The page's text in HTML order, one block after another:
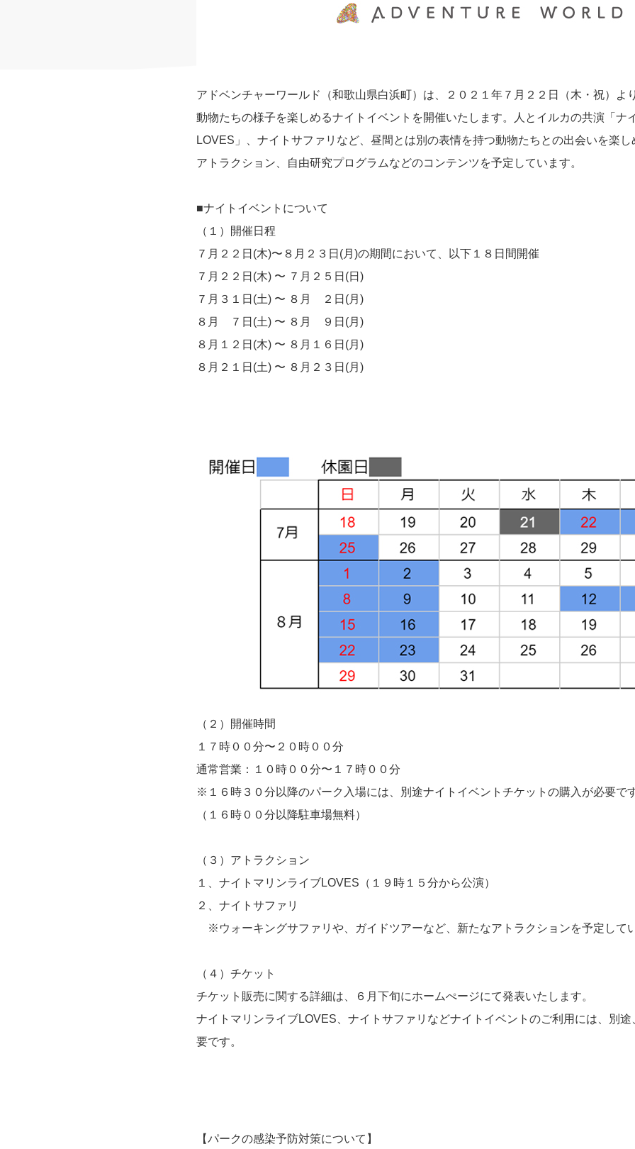
アドベンチャーワールド（和歌山県白浜町）は、２０２１年７月２２日（木・祝）よ
動物たちの様子を楽しめるナイトイベントを開催いたします。人とイルカの共演「ナ
LOVES」、ナイトサファリなど、昼間とは別の表情を持つ動物たちとの出会いを楽し
アトラクション、自由研究プログラムなどのコンテンツを予定しています。
■ナイトイベントについて
（１）開催日程
７月２２日(木)〜８月２３日(月)の期間において、以下１８日間開催
７月２２日(木) 〜 ７月２５日(日)
７月３１日(土) 〜 ８月 ２日(月)
８月 ７日(土) 〜 ８月 ９日(月)
８月１２日(木) 〜 ８月１６日(月)
８月２１日(土) 〜 ８月２３日(月)
（２）開催時間
１７時００分〜２０時００分
通常営業：１０時００分〜１７時００分
※１６時３０分以降のパーク入場には、別途ナイトイベントチケットの購入が必要です
（１６時００分以降駐車場無料）
（３）アトラクション
１、ナイトマリンライブLOVES（１９時１５分から公演）
２、ナイトサファリ
※ウォーキングサファリや、ガイドツアーなど、新たなアトラクションを予定してい
（４）チケット
チケット販売に関する詳細は、６月下旬にホームぺージにて発表いたします。
ナイトマリンライブLOVES、ナイトサファリなどナイトイベントのご利用には、別
要です。
【パークの感染予防対策について】